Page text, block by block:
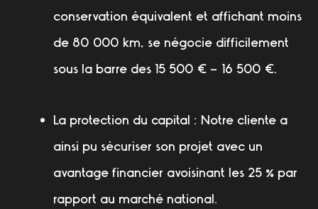
conservation équivalent et affichant moins
de 80 000 km, se négocie difficilement
sous la barre des 15 500 € – 16 500 €.
La protection du capital : Notre cliente a
ainsi pu sécuriser son projet avec un
avantage financier avoisinant les 25 % par
rapport au marché national.